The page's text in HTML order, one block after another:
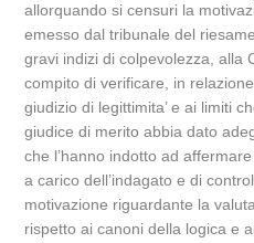
allorquando si censuri la
emesso dal tribunale del
gravi indizi di colpevolezza, alla
compito di verificare, in
giudizio di legittimita’ e ai limiti
giudice di merito abbia dato
che l’hanno indotto ad
a carico dell’indagato e di
motivazione riguardante la
rispetto ai canoni della logica e